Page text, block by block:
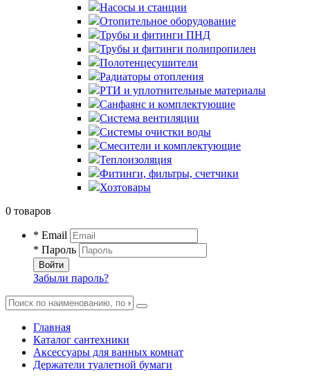
Насосы и станции
Отопительное оборудование
Трубы и фитинги ПНД
Трубы и фитинги полипропилен
Полотенцесушители
Радиаторы отопления
РТИ и уплотнительные материалы
Санфаянс и комплектующие
Система вентиляции
Системы очистки воды
Смесители и комплектующие
Теплоизоляция
Фитинги, фильтры, счетчики
Хозтовары
0 товаров
* Email
* Пароль
Войти
Забыли пароль?
Главная
Каталог сантехники
Аксессуары для ванных комнат
Держатели туалетной бумаги